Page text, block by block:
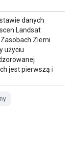
danych
Landsat
Ziemi
użyciu
jest pierwszą i